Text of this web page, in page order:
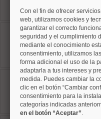
1 baños
Ref:
97 m²
2
2 baños
Ref:
95 m²
2
2
Con el fin de ofrecer
web, utilizamos cookies y
garantizar el correcto
seguridad y el cumplimiento
mediante el conocimiento
consentimiento, utilizamos
forma adicional el uso de la
adaptarla a tus intereses y
medida. Puedes cambiar la
clic en el botón “Cambiar
consentimiento para la
categorías indicadas
en el botón “Aceptar”.